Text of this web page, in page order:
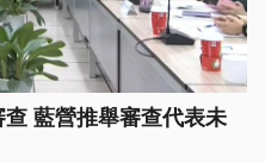
查 藍營推舉審查代表未